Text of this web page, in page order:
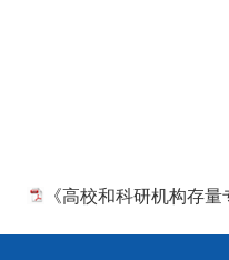
《高校和科研机构存